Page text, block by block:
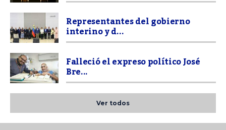
Representantes del gobierno
interino y d...
Falleció el expreso político José
Bre...
Ver todos